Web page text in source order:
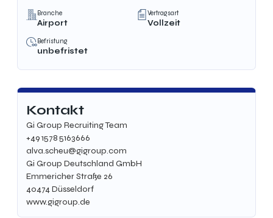
Branche
Airport
Vertragsart
Vollzeit
Befristung
unbefristet
Kontakt
Gi Group Recruiting Team
+49 1578 5163666
alva.scheu@gigroup.com
Gi Group Deutschland GmbH
Emmericher Straße 26
40474 Düsseldorf
www.gigroup.de